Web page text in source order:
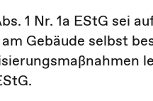
1 Nr. 1a EStG sei
Gebäude selbst